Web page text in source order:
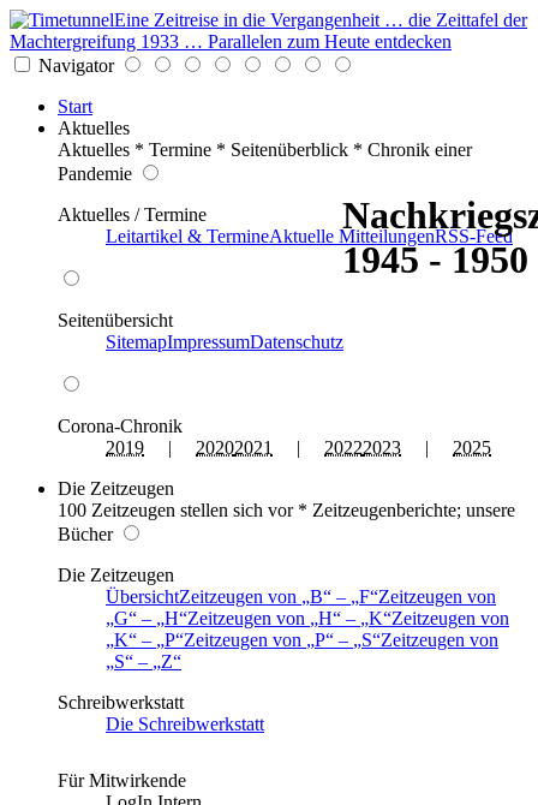
Eine Zeitreise in die Vergangenheit … die Zeittafel der
Machtergreifung 1933 … Parallelen zum Heute entdecken
Navigator
Start
Aktuelles
Aktuelles * Termine * Seitenüberblick * Chronik einer
Pandemie
Aktuelles / Termine
Leitartikel & TermineAktuelle MitteilungenRSS-Feed
Seitenübersicht
SitemapImpressumDatenschutz
Corona-Chronik
2019 | 20202021 | 20222023 | 2025
Die Zeitzeugen
100 Zeitzeugen stellen sich vor * Zeitzeugenberichte; unsere
Bücher
Die Zeitzeugen
ÜbersichtZeitzeugen von B – F Zeitzeugen von
G
– H Zeitzeugen von H – K Zeitzeugen von
K
– P Zeitzeugen von P – S Zeitzeugen von
S
–
Z
Schreibwerkstatt
Die Schreibwerkstatt
Für Mitwirkende
1945 - 1950